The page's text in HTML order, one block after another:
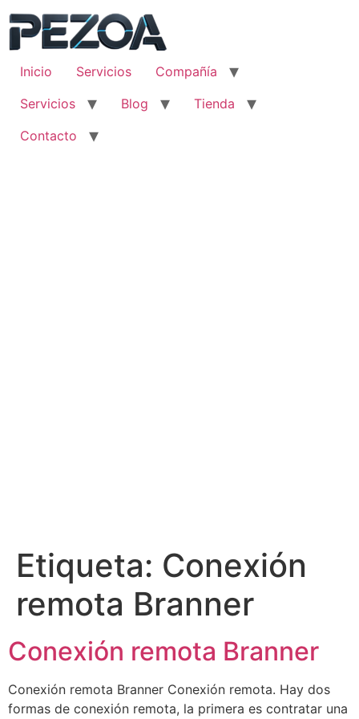
contenido
Inicio
Servicios
Compañía
Servicios
Blog
Tienda
Contacto
Etiqueta: Conexión
remota Branner
Conexión remota Branner
Conexión remota Branner Conexión remota. Hay dos
formas de conexión remota, la primera es contratar una